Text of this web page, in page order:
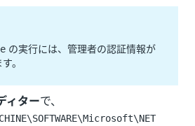
の実行には、管理者の認証情報が
。
ィターで、